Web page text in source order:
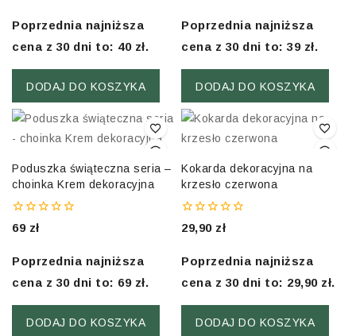
5
Poprzednia najniższa
cena z 30 dni to: 40 zł.
DODAJ DO KOSZYKA
5
Poprzednia najniższa
cena z 30 dni to: 39 zł.
DODAJ DO KOSZYKA
Poduszka świąteczna seria –
choinka Krem dekoracyjna
0
5
69 zł
Poprzednia najniższa
cena z 30 dni to: 69 zł.
DODAJ DO KOSZYKA
Kokarda dekoracyjna na
krzesło czerwona
0
out
5
29,90 zł
Poprzednia najniższa
cena z 30 dni to: 29,90 zł.
DODAJ DO KOSZYKA